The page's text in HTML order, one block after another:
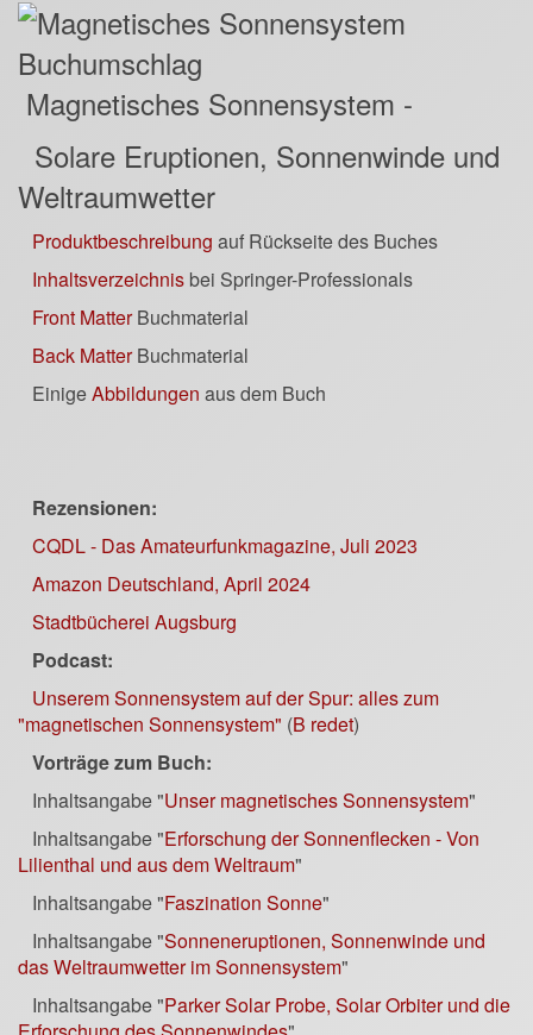
Magnetisches Sonnensystem -
Solare Eruptionen, Sonnenwinde und
Weltraumwetter
Produktbeschreibung auf Rückseite des Buches
Inhaltsverzeichnis bei Springer-Professionals
Front MatterBuchmaterial
Back MatterBuchmaterial
EinigeAbbildungen aus dem Buch
Rezensionen:
CQDL - Das Amateurfunkmagazine, Juli 2023
Amazon Deutschland, April 2024
Stadtbücherei Augsburg
Podcast:
Unserem Sonnensystem auf der Spur: alles zum
"magnetischen Sonnensystem" (B redet)
Vorträge zum Buch:
Inhaltsangabe "Unser magnetisches Sonnensystem"
Inhaltsangabe "Erforschung der Sonnenflecken - Von
Lilienthal und aus dem Weltraum"
Inhaltsangabe "Faszination Sonne"
Inhaltsangabe "Sonneneruptionen, Sonnenwinde und
das Weltraumwetter im Sonnensystem"
Inhaltsangabe "Parker Solar Probe, Solar Orbiter und die